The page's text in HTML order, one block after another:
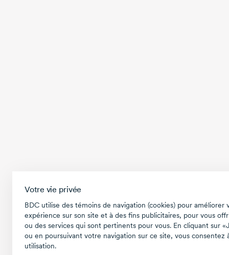
Votre vie privée
BDC utilise des témoins de navigation (cookies) pour améliorer
expérience sur son site et à des fins publicitaires, pour vous
ou des services qui sont pertinents pour vous. En cliquant sur
ou en poursuivant votre navigation sur ce site, vous consentez
utilisation.